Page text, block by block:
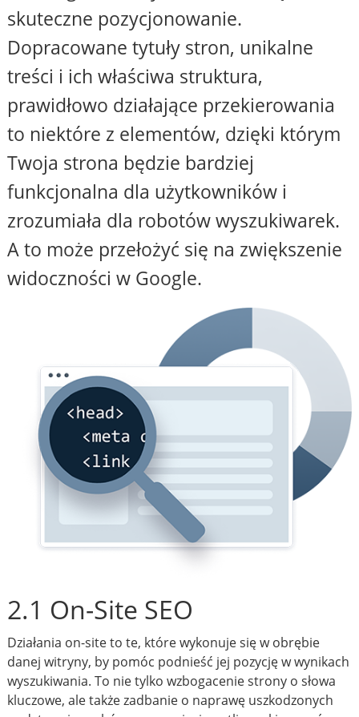
skuteczne pozycjonowanie.
Dopracowane tytuły stron, unikalne
treści i ich właściwa struktura,
prawidłowo działające przekierowania
to niektóre z elementów, dzięki którym
Twoja strona będzie bardziej
funkcjonalna dla użytkowników i
zrozumiała dla robotów wyszukiwarek.
A to może przełożyć się na zwiększenie
widoczności w Google.
2.1 On-Site SEO
Działania on-site to te, które wykonuje się w obrębie
danej witryny, by pomóc podnieść jej pozycję w wynikach
wyszukiwania. To nie tylko wzbogacenie strony o słowa
kluczowe, ale także zadbanie o naprawę uszkodzonych